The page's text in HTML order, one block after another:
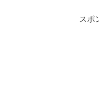
スポ